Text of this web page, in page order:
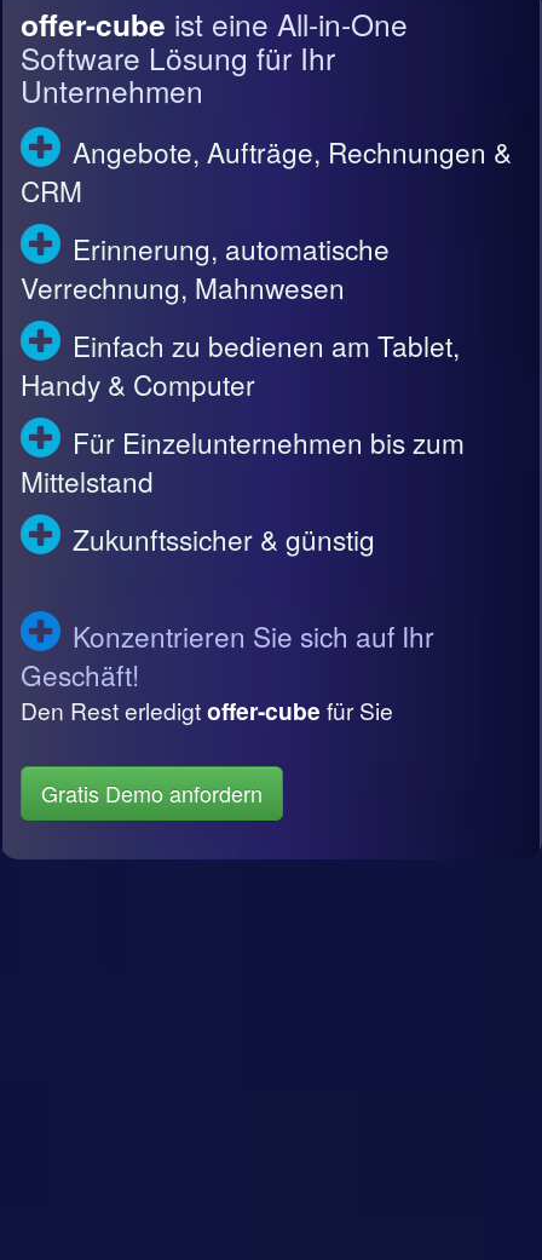
offer-cube ist eine All-in-One
Software Lösung für Ihr
Unternehmen
Angebote, Aufträge, Rechnungen &
CRM
Erinnerung, automatische
Verrechnung, Mahnwesen
Einfach zu bedienen am Tablet,
Handy & Computer
Für Einzelunternehmen bis zum
Mittelstand
Zukunftssicher & günstig
Konzentrieren Sie sich auf Ihr
Geschäft!
Den Rest erledigtoffer-cube für Sie
Gratis Demo anfordern